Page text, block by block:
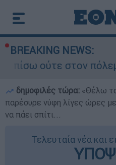
BREAKING NEWS:
πόλεμο ούτε στις
δημοφιλές τώρα: «Θέλω
παρέσυρε νύφη λίγες ώρες
να πάει σπίτι...
Τελευταία νέα και